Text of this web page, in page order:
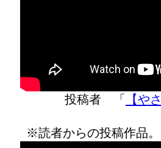
投稿者 「 【や
※読者からの投稿作品